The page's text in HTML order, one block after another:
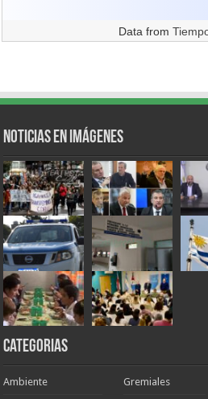
Data from
Noticias en Imágenes
Categorias
Ambiente Gremiales